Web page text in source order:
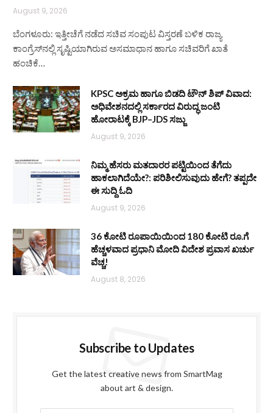
August 9, 2026
ಬೆಂಗಳೂರು: ಇತ್ತೀಚೆಗೆ ನಡೆದ ಸಚಿವ ಸಂಪುಟ ವಿಸ್ತರಣೆ ಬಳಿಕ ರಾಜ್ಯ
ಕಾಂಗ್ರೆಸ್‌ನಲ್ಲಿ ಸೃಷ್ಟಿಯಾಗಿರುವ ಅಸಮಾಧಾನ ಹಾಗೂ ಸಚಿವರಿಗೆ ಖಾತೆ
ಹಂಚಿಕೆ…
KPSC ಅಕ್ರಮ ಹಾಗೂ ಬಿಡದಿ ಟೌನ್‌ ಶಿಪ್ ವಿವಾದ:
ಅಧಿವೇಶನದಲ್ಲಿ ಸರ್ಕಾರದ ವಿರುದ್ಧ ಜಂಟಿ
ಹೋರಾಟಕ್ಕೆ BJP–JDS ಸಜ್ಜು
August 9, 2026
ನಿಮ್ಮ ಹೆಸರು ಮತದಾರರ ಪಟ್ಟಿಯಿಂದ ತೆಗೆದು
ಹಾಕಲಾಗಿದೆಯೇ?: ಪರಿಶೀಲಿಸುವುದು ಹೇಗೆ? ತಪ್ಪದೇ
ಈ ಸುದ್ದಿ ಓದಿ
August 9, 2026
36 ಕೋಟಿ ರೂಪಾಯಿಯಿಂದ 180 ಕೋಟಿ ರೂ.ಗೆ
ಹೆಚ್ಚಳವಾದ ಪ್ರಧಾನಿ ಮೋದಿ ವಿದೇಶ ಪ್ರವಾಸ ಖರ್ಚು
ವೆಚ್ಚ!
August 8, 2026
Subscribe to Updates
Get the latest creative news from SmartMag
about art & design.